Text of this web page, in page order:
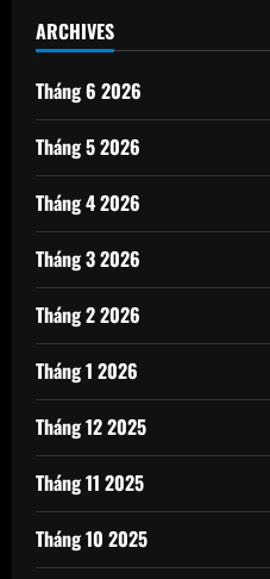
ARCHIVES
Tháng 6 2026
Tháng 5 2026
Tháng 4 2026
Tháng 3 2026
Tháng 2 2026
Tháng 1 2026
Tháng 12 2025
Tháng 11 2025
Tháng 10 2025